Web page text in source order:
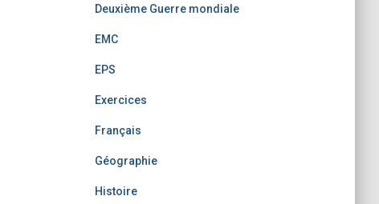
Deuxième Guerre mondiale
EMC
EPS
Exercices
Français
Géographie
Histoire